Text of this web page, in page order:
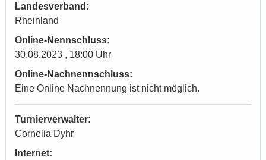
Landesverband:
Rheinland
Online-Nennschluss:
30.08.2023 , 18:00 Uhr
Online-Nachnennschluss:
Eine Online Nachnennung ist nicht möglich.
Turnierverwalter:
Cornelia Dyhr
Internet: